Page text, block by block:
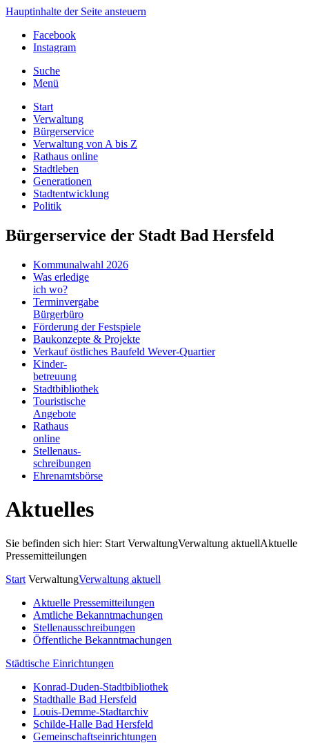
Hauptinhalte der Seite ansteuern
Facebook
Instagram
Suche
Menü
Start
Verwaltung
Bürgerservice
Verwaltung von A bis Z
Rathaus online
Stadtleben
Generationen
Stadtentwicklung
Politik
Bürgerservice der Stadt Bad Hersfeld
Kommunalwahl 2026
Was erledige
ich wo?
Terminvergabe
Bürgerbüro
Förderung der Festspiele
Baukonzepte & Projekte
Verkauf östliches Baufeld Wever-Quartier
Kinder-
betreuung
Stadtbibliothek
Touristische
Angebote
Rathaus
online
Stellenaus-
schreibungen
Ehrenamtsbörse
Aktuelles
Sie befinden sich hier: Start VerwaltungVerwaltung aktuellAktuelle
Pressemitteilungen
Start VerwaltungVerwaltung aktuell
Aktuelle Pressemitteilungen
Amtliche Bekanntmachungen
Stellenausschreibungen
Öffentliche Bekanntmachungen
Städtische Einrichtungen
Konrad-Duden-Stadtbibliothek
Stadthalle Bad Hersfeld
Louis-Demme-Stadtarchiv
Schilde-Halle Bad Hersfeld
Gemeinschaftseinrichtungen